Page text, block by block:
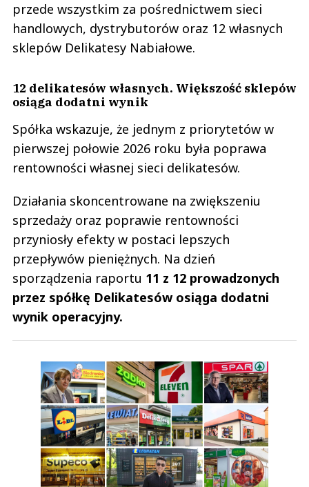
przede wszystkim za pośrednictwem sieci
handlowych, dystrybutorów oraz 12 własnych
sklepów Delikatesy Nabiałowe.
12 delikatesów własnych. Większość sklepów
osiąga dodatni wynik
Spółka wskazuje, że jednym z priorytetów w
pierwszej połowie 2026 roku była poprawa
rentowności własnej sieci delikatesów.
Działania skoncentrowane na zwiększeniu
sprzedaży oraz poprawie rentowności
przyniosły efekty w postaci lepszych
przepływów pieniężnych. Na dzień
sporządzenia raportu 11 z 12 prowadzonych
przez spółkę Delikatesów osiąga dodatni
wynik operacyjny.